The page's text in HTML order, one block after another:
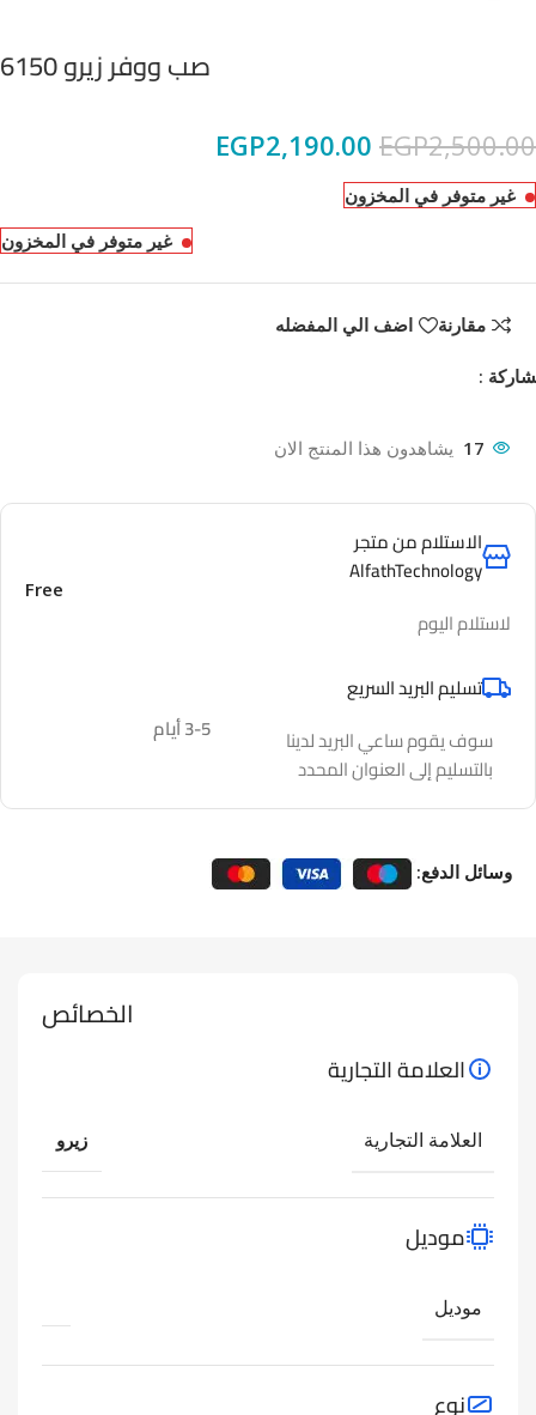
صب ووفر زيرو 6150
EGP2,500.00
EGP2,190.00
غير متوفر في المخزون
غير متوفر في المخزون
مقارنة اضف الي المفضله
:
17 يشاهدون هذا المنتج الان
الاستلام من متجر
AlfathTechnology
لاستلام اليوم
Free
تسليم البريد السريع
سوف يقوم ساعي البريد لدينا
بالتسليم إلى العنوان المحدد
3-5 أيام
وسائل الدفع:
الخصائص
العلامة التجارية
العلامة التجارية زيرو
موديل
موديل
نوع